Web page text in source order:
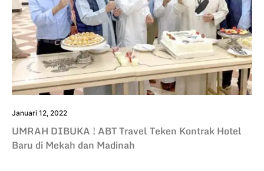
Januari 12, 2022
UMRAH DIBUKA ! ABT Travel Teken Kontrak Hotel
Baru di Mekah dan Madinah